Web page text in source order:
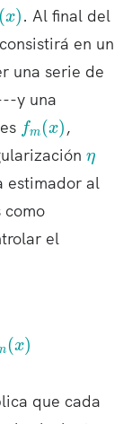
(x). Al final del
consistirá en un
una serie de
y una
f_
m
(
x
)
fm(x),
\
t
η
estimador al
como
el
f_0 + \eta
(x)
que cada